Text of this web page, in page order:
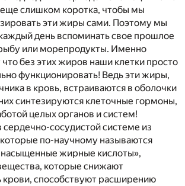
слишком коротка, чтобы мы
эти жиры сами. Поэтому мы
день вспоминать свое прошлое
или морепродукты. Именно
без этих жиров наши клетки просто
функционировать! Ведь эти жиры,
в кровь, встраиваются в оболочки
синтезируются клеточные гормоны,
целых органов и систем!
сосудистой системе из
по-научному называются
жирные кислоты»,
которые снижают
крови, способствуют расширению